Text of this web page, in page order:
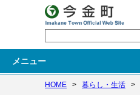
メニュー
HOME > 暮らし・生活 >